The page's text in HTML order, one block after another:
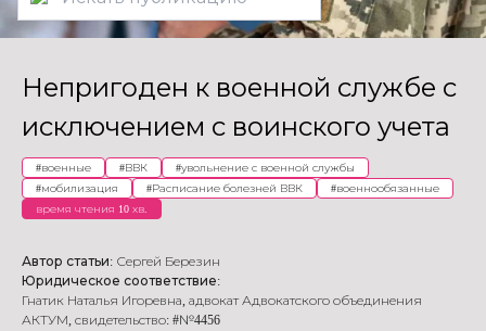
Непригоден к военной службе с
исключением с воинского учета
#военные #ВВК #увольнение с военной службы
#мобилизация #Расписание болезней ВВК #военнообязанные
время чтения 10 хв.
Автор статьи: Сергей Березин
Юридическое соответствие:
Гнатик Наталья Игоревна, адвокат Адвокатского объединения
АКТУМ, свидетельство: #№4456